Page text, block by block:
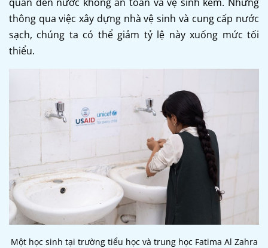
thông qua việc xây dựng nhà vệ sinh và cung cấp nước
sạch, chúng ta có thể giảm tỷ lệ này xuống mức tối
thiểu.
Một học sinh tại trường tiểu học và trung học Fatima Al Zahra